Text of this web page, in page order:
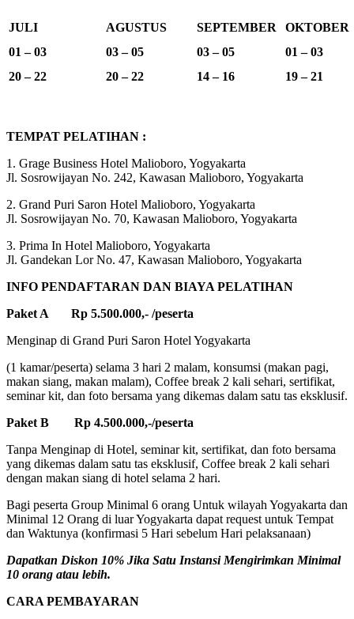
JULI AGUSTUS SEPTEMBER
OKTOBER
01 – 03
03 – 05 03 – 05
01 – 03
20 – 22
20 – 22 14 – 16 19 – 21
TEMPAT PELATIHAN :
1. Grage Business Hotel Malioboro, Yogyakarta
Jl. Sosrowijayan No. 242, Kawasan Malioboro, Yogyakarta
2. Grand Puri Saron Hotel Malioboro, Yogyakarta
Jl. Sosrowijayan No. 70, Kawasan Malioboro, Yogyakarta
3. Prima In Hotel Malioboro, Yogyakarta
Jl. Gandekan Lor No. 47, Kawasan Malioboro, Yogyakarta
INFO PENDAFTARAN DAN BIAYA PELATIHAN
Paket A Rp 5.500.000,- /peserta
Menginap di Grand Puri Saron Hotel Yogyakarta
(1 kamar/peserta) selama 3 hari 2 malam, konsumsi (makan pagi,
makan siang, makan malam), Coffee break 2 kali sehari, sertifikat,
seminar kit, dan foto bersama yang dikemas dalam satu tas eksklusif.
Paket B Rp 4.500.000,-/peserta
Tanpa Menginap di Hotel, seminar kit, sertifikat, dan foto bersama
yang dikemas dalam satu tas eksklusif, Coffee break 2 kali sehari
dengan makan siang di hotel selama 2 hari.
Bagi peserta Group Minimal 6 orang Untuk wilayah Yogyakarta dan
Minimal 12 Orang di luar Yogyakarta dapat request untuk Tempat
dan Waktunya (konfirmasi 5 Hari sebelum Hari pelaksanaan)
Dapatkan Diskon 10% Jika Satu Instansi Mengirimkan Minimal
10 orang atau lebih.
CARA PEMBAYARAN